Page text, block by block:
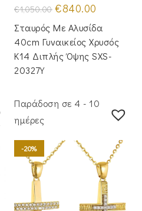
€1,050.00 Original
price
was:
€1,050.00.
€840.00
τιμή
είναι:
€840.00.
Σταυρός Με Αλυσίδα
40cm Γυναικείος Χρυσός
Κ14 Διπλής Όψης SXS-
20327Y
Παράδοση σε 4 - 10
ημέρες
-20%